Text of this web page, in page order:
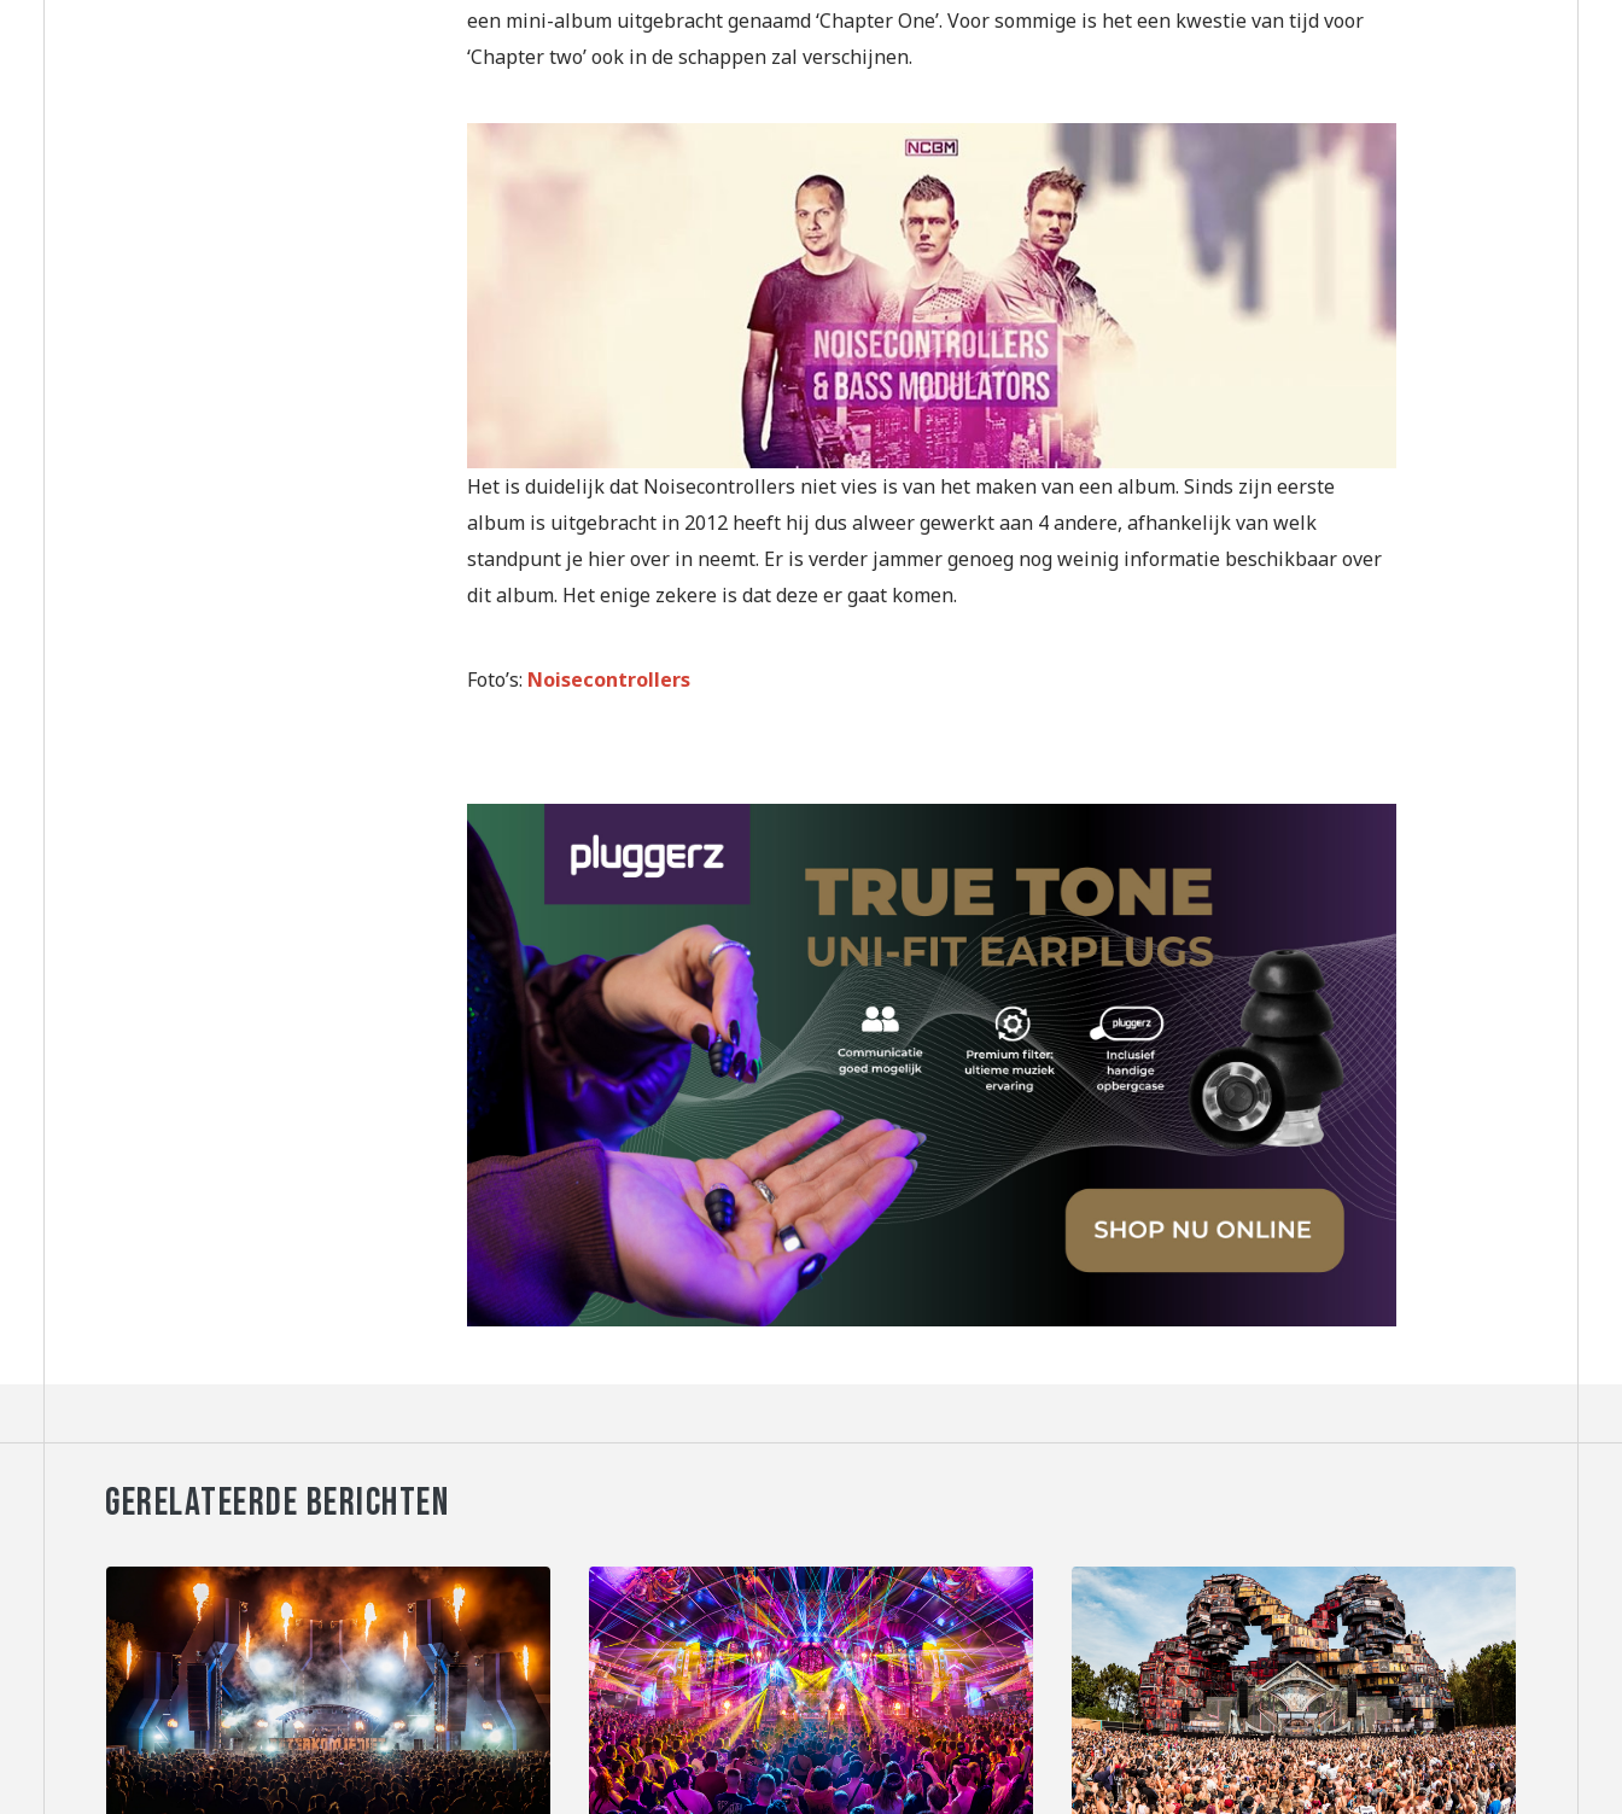
een mini-album uitgebracht genaamd ‘Chapter One’. Voor sommige is het een kwestie van tijd voor
‘Chapter two’ ook in de schappen zal verschijnen.
Het is duidelijk dat Noisecontrollers niet vies is van het maken van een album. Sinds zijn eerste
album is uitgebracht in 2012 heeft hij dus alweer gewerkt aan 4 andere, afhankelijk van welk
standpunt je hier over in neemt. Er is verder jammer genoeg nog weinig informatie beschikbaar over
dit album. Het enige zekere is dat deze er gaat komen.
Foto’s: Noisecontrollers
GERELATEERDE BERICHTEN